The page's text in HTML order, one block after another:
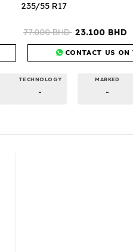
235/55 R17
77.000BHD 23.100 BHD
CONTACT US ON
MARKED
-
TECHNOLOGY
-